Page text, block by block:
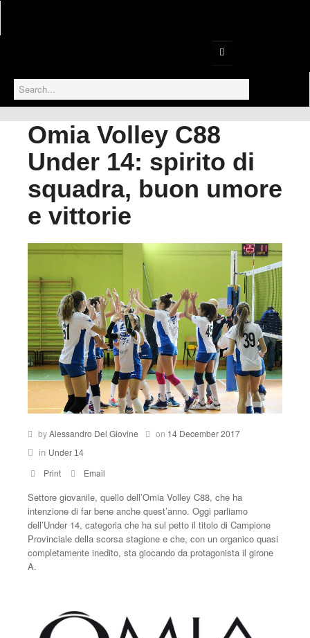
Serie B2
Prima Divisione
Gallery
Settore Giovanile
Under 18
Under 17
Under 16
Under 13
Under 14
Calendario
Omia Volley C88
Under 14: spirito di
squadra, buon umore
e vittorie
byAlessandro Del Giovine on 14 December 2017
in Under 14
Print Email
Settore giovanile, quello dell’Omia Volley C88, che ha
intenzione di far bene anche quest’anno. Oggi parliamo
dell’Under 14, categoria che ha sul petto il titolo di Campione
Provinciale della scorsa stagione e che, con un organico quasi
completamente inedito, sta giocando da protagonista il girone
A.